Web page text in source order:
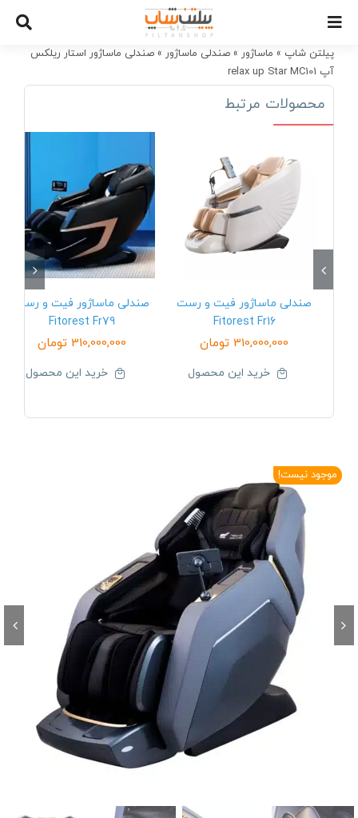
contentپیلتن شاپ » ماساژور » صندلی ماساژور » صندلی ماساژور استار ریلکس
آپ relax up Star MC101
محصولات مرتبط
صندلی ماساژور فیت و رست
Fitorest Fr16
310,000,000 تومان
خرید این محصول
صندلی ماساژور فیت و رست
Fitorest Fr79
310,000,000 تومان
خرید این محصول
موجود نیست!